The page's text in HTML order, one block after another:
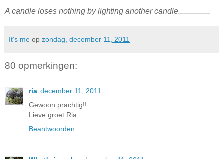
A candle loses nothing by lighting another candle................
It's me op zondag, december 11, 2011
80 opmerkingen:
ria december 11, 2011
Gewoon prachtig!!
Lieve groet Ria
Beantwoorden